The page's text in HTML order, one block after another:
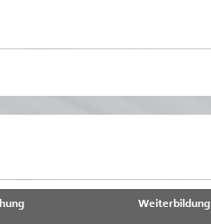
Weiterbildung